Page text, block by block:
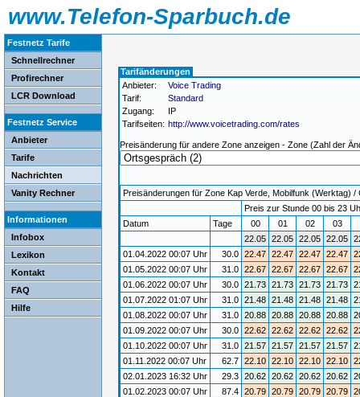
www.Telefon-Sparbuch.de
Festnetz Tarife
Schnellrechner
Profirechner
LCR Download
Festnetz Service
Anbieter
Tarife
Nachrichten
Vanity Rechner
Informationen
Infobox
Lexikon
Kontakt
FAQ
Hilfe
Tarifänderungen
Anbieter:
Voice Trading
Tarif:
Standard
Zugang:
IP
Tarifseiten: http://www.voicetrading.com/rates
Preisänderung für andere Zone anzeigen - Zone (Zahl der
Preisänderungen für Zone Kap Verde, Mobilfunk (Werktag) /
Preis zur Stunde 00 bis 23
Datum
Tage 00 01 02 03
22.05 22.05 22.05 22.05
01.04.2022 00:07 Uhr
30.0 22.47 22.47 22.47 22.47
01.05.2022 00:07 Uhr
31.0 22.67 22.67 22.67 22.67
01.06.2022 00:07 Uhr
30.0 21.73 21.73 21.73 21.73
01.07.2022 01:07 Uhr
31.0 21.48 21.48 21.48 21.48
01.08.2022 00:07 Uhr
31.0 20.88 20.88 20.88 20.88
01.09.2022 00:07 Uhr
30.0 22.62 22.62 22.62 22.62
01.10.2022 00:07 Uhr
31.0 21.57 21.57 21.57 21.57
01.11.2022 00:07 Uhr
62.7 22.10 22.10 22.10 22.10
02.01.2023 16:32 Uhr
29.3 20.62 20.62 20.62 20.62
01.02.2023 00:07 Uhr
87.4 20.79 20.79 20.79 20.79